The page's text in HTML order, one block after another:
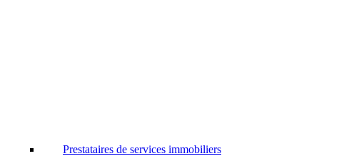
Prestataires de services immobiliers